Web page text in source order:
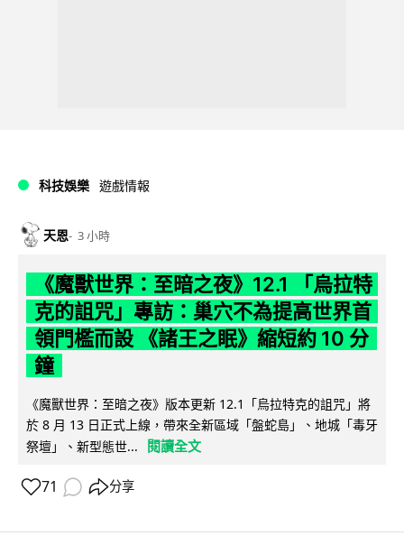
科技娛樂 遊戲情報
天恩 3 小時
《魔獸世界：至暗之夜》12.1 「烏拉特
克的詛咒」專訪：巢穴不為提高世界首
領門檻而設 《諸王之眠》縮短約 10 分
鐘
《魔獸世界：至暗之夜》版本更新 12.1「烏拉特克的詛咒」將
於 8 月 13 日正式上線，帶來全新區域「盤蛇島」、地城「毒牙
祭壇」、新型態世...
閱讀全文
71 分享